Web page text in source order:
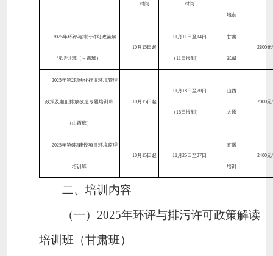
二、培训内容
（一） 2025年环评与排污许可政策解读
培训班（甘肃班）